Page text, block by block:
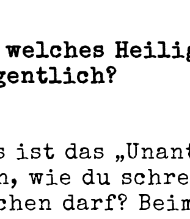
welches
ist das
wie du
darf?